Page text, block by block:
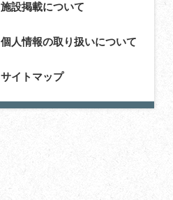
施設掲載について
個人情報の取り扱いについて
サイトマップ